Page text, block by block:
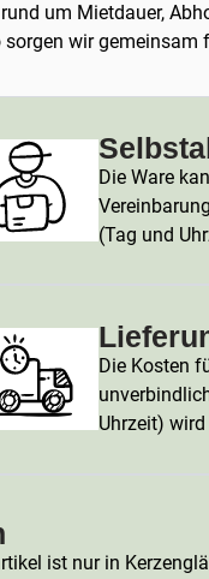
um Mietdauer,
wir
Die Ware
(Tag und
Die Kosten
Uhrzeit)
ist nur in